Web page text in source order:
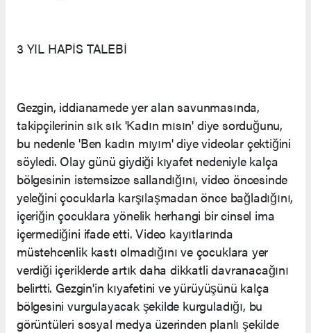
3 YIL HAPİS TALEBİ
Gezgin, iddianamede yer alan savunmasında,
takipçilerinin sık sık 'Kadın mısın' diye sorduğunu,
bu nedenle 'Ben kadın mıyım' diye videolar çektiğini
söyledi. Olay günü giydiği kıyafet nedeniyle kalça
bölgesinin istemsizce sallandığını, video öncesinde
yeleğini çocuklarla karşılaşmadan önce bağladığını,
içeriğin çocuklara yönelik herhangi bir cinsel ima
içermediğini ifade etti. Video kayıtlarında
müstehcenlik kastı olmadığını ve çocuklara yer
verdiği içeriklerde artık daha dikkatli davranacağını
belirtti. Gezgin'in kıyafetini ve yürüyüşünü kalça
bölgesini vurgulayacak şekilde kurguladığı, bu
görüntüleri sosyal medya üzerinden planlı şekilde